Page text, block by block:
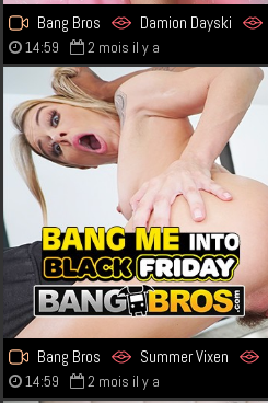
Bang Bros Damion Dayski
14:59 2 mois il y a
Bang Bros Summer Vixen
14:59 2 mois il y a